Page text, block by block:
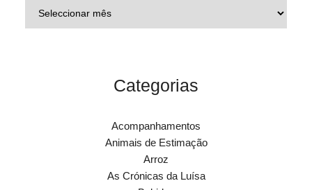
Categorias
Acompanhamentos
Animais de Estimação
Arroz
As Crónicas da Luísa